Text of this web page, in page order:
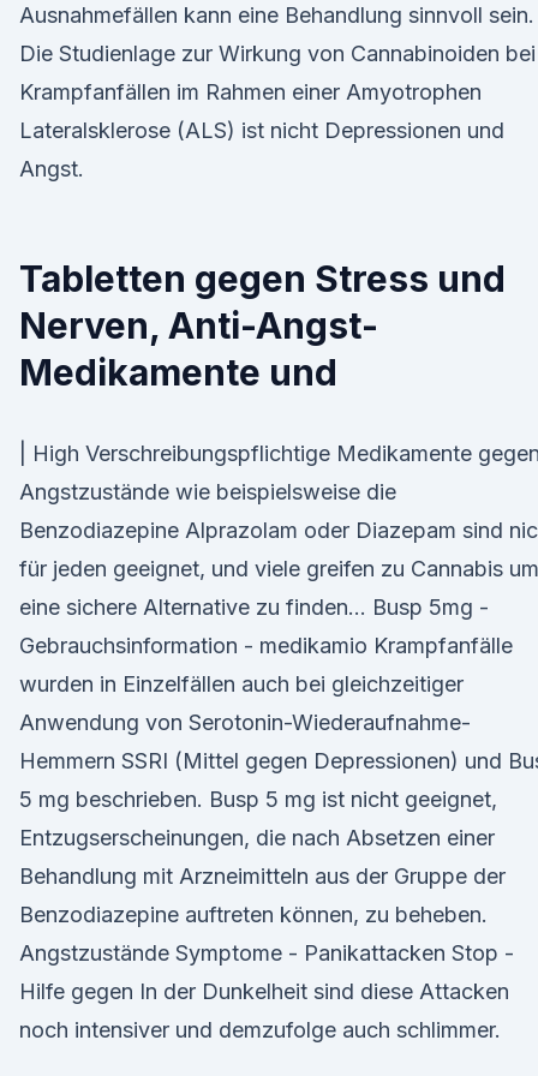
Ausnahmefällen kann eine Behandlung sinnvoll sein.
Die Studienlage zur Wirkung von Cannabinoiden bei
Krampfanfällen im Rahmen einer Amyotrophen
Lateralsklerose (ALS) ist nicht Depressionen und
Angst.
Tabletten gegen Stress und
Nerven, Anti-Angst-
Medikamente und
| High Verschreibungspflichtige Medikamente
Angstzustände wie beispielsweise die
Benzodiazepine Alprazolam oder Diazepam sind
für jeden geeignet, und viele greifen zu Cannabis um
eine sichere Alternative zu finden… Busp 5mg -
Gebrauchsinformation - medikamio Krampfanfälle
wurden in Einzelfällen auch bei gleichzeitiger
Anwendung von Serotonin-Wiederaufnahme-
Hemmern SSRI (Mittel gegen Depressionen) und
5 mg beschrieben. Busp 5 mg ist nicht geeignet,
Entzugserscheinungen, die nach Absetzen einer
Behandlung mit Arzneimitteln aus der Gruppe der
Benzodiazepine auftreten können, zu beheben.
Angstzustände Symptome - Panikattacken Stop -
Hilfe gegen In der Dunkelheit sind diese Attacken
noch intensiver und demzufolge auch schlimmer.